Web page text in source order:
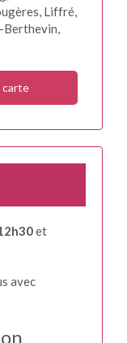
Liffré,
Berthevin,
carte
et
avec